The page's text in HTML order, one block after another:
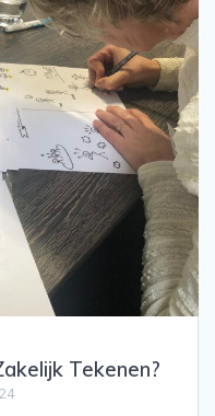
Tekenen?